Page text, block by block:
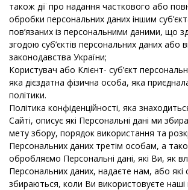
також дії про надання часткового або
обробки персональних даних іншим
пов’язаних із персональними даними, що
згодою суб’єктів персональних даних або
законодавства України;
Користувач або Клієнт- суб’єкт
яка дієздатна фізична особа, яка
політики.
Політика конфіденційності, яка
Сайті, описує які Персональні дані ми
мету збору, порядок використання та
Персональних даних третім особам, а
обробляємо Персональні дані, які Ви, як
Персональних даних, надаєте нам, або
збираються, коли Ви використовуєте наші